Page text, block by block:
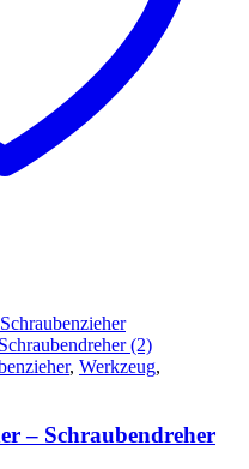
, Werkzeug,
– Schraubendreher